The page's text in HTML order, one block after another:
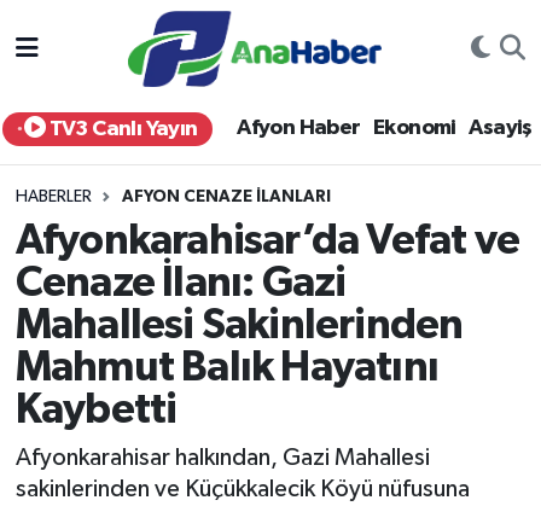
TV3 Canlı Yayın Afyon Haber Ekonomi Asayiş
HABERLER AFYON CENAZE İLANLARI
Afyonkarahisar’da Vefat ve
Cenaze İlanı: Gazi
Mahallesi Sakinlerinden
Mahmut Balık Hayatını
Kaybetti
Afyonkarahisar halkından, Gazi Mahallesi
sakinlerinden ve Küçükkalecik Köyü nüfusuna
Yurt Haber
Afyon Haber
Siyaset
Spor
Eğitim
Sağlık
Afyonkarahisar Nöbetçi Eczaneler
Afyonkarahisar Hava Durumu
Afyonkarahisar Trafik Yoğunluk Haritası
Süper Lig Puan Durumu ve Fikstür
Tüm Manşetler
Son Dakika Haberleri